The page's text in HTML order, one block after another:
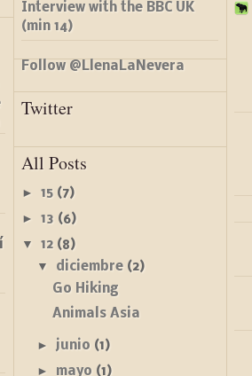
Interview with the BBC UK
(min 14)
Follow @LlenaLaNevera
Twitter
All Posts
► 15 (7)
► 13 (6)
▼ 12 (8)
▼ diciembre (2)
Go Hiking
Animals Asia
► junio (1)
► mayo (1)